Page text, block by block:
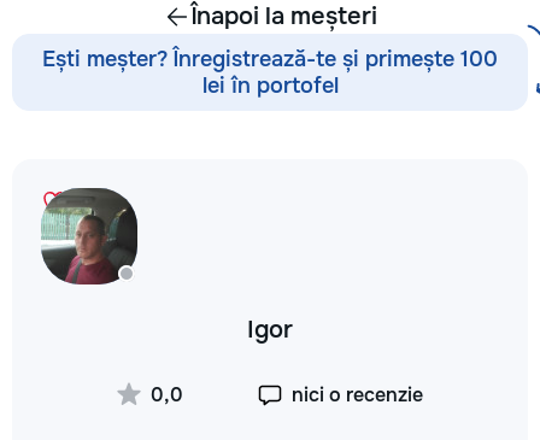
преподаватели
английскому
языку,
экзаменам и
Înapoi la meșteri
Ești meșter? Înregistrează-te și primește 100
lei în portofel
Igor
0,0 nici o recenzie